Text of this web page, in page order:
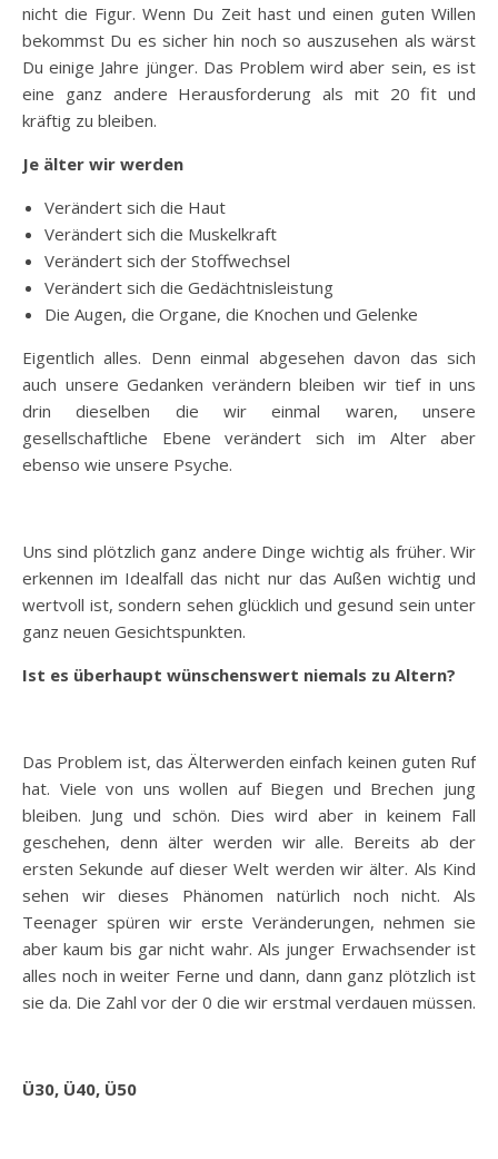
nicht die Figur. Wenn Du Zeit hast und einen guten Willen
bekommst Du es sicher hin noch so auszusehen als wärst
Du einige Jahre jünger. Das Problem wird aber sein, es ist
eine ganz andere Herausforderung als mit 20 fit und
kräftig zu bleiben.
Je älter wir werden
Verändert sich die Haut
Verändert sich die Muskelkraft
Verändert sich der Stoffwechsel
Verändert sich die Gedächtnisleistung
Die Augen, die Organe, die Knochen und Gelenke
Eigentlich alles. Denn einmal abgesehen davon das sich
auch unsere Gedanken verändern bleiben wir tief in uns
drin dieselben die wir einmal waren, unsere
gesellschaftliche Ebene verändert sich im Alter aber
ebenso wie unsere Psyche.
Uns sind plötzlich ganz andere Dinge wichtig als früher. Wir
erkennen im Idealfall das nicht nur das Außen wichtig und
wertvoll ist, sondern sehen glücklich und gesund sein unter
ganz neuen Gesichtspunkten.
Ist es überhaupt wünschenswert niemals zu Altern?
Das Problem ist, das Älterwerden einfach keinen guten Ruf
hat. Viele von uns wollen auf Biegen und Brechen jung
bleiben. Jung und schön. Dies wird aber in keinem Fall
geschehen, denn älter werden wir alle. Bereits ab der
ersten Sekunde auf dieser Welt werden wir älter. Als Kind
sehen wir dieses Phänomen natürlich noch nicht. Als
Teenager spüren wir erste Veränderungen, nehmen sie
aber kaum bis gar nicht wahr. Als junger Erwachsender ist
alles noch in weiter Ferne und dann, dann ganz plötzlich ist
sie da. Die Zahl vor der 0 die wir erstmal verdauen müssen.
Ü30, Ü40, Ü50